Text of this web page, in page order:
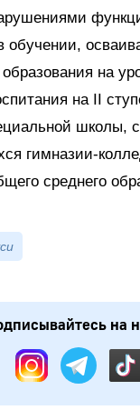
обучении,
на
на II
школы,
гимназии-
среднего
на